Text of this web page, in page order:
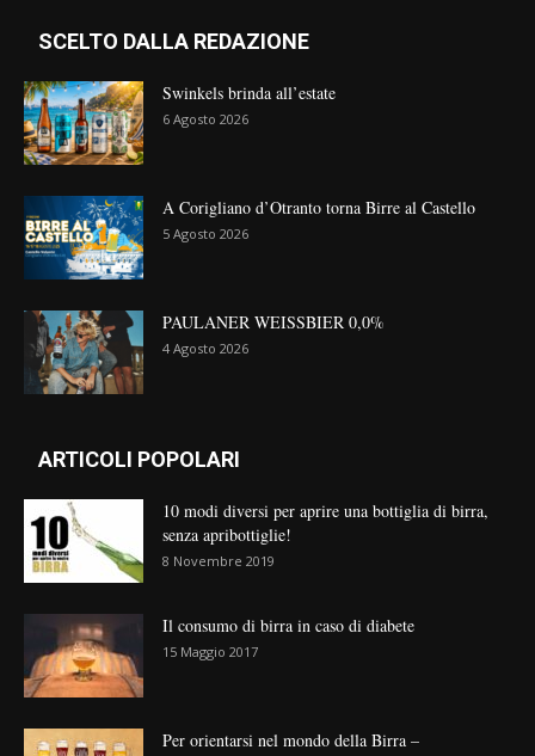
SCELTO DALLA REDAZIONE
Swinkels brinda all’estate
6 Agosto 2026
A Corigliano d’Otranto torna Birre al Castello
5 Agosto 2026
PAULANER WEISSBIER 0,0%
4 Agosto 2026
ARTICOLI POPOLARI
10 modi diversi per aprire una bottiglia di birra,
senza apribottiglie!
8 Novembre 2019
Il consumo di birra in caso di diabete
15 Maggio 2017
Per orientarsi nel mondo della Birra –